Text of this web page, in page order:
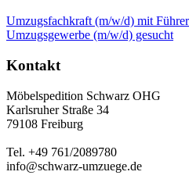
Umzugsfachkraft (m/w/d) mit
Umzugsgewerbe (m/w/d) gesucht
Kontakt
Möbelspedition Schwarz OHG
Karlsruher Straße 34
79108 Freiburg
Tel. +49 761/2089780
info@schwarz-umzuege.de